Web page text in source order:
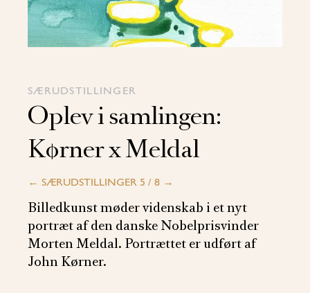
SÆRUDSTILLINGER
Oplev i samlingen:
Kørner x Meldal
← SÆRUDSTILLINGER 5 / 8 →
Billedkunst møder videnskab i et nyt
portræt af den danske Nobelprisvinder
Morten Meldal. Portrættet er udført af
John Kørner.